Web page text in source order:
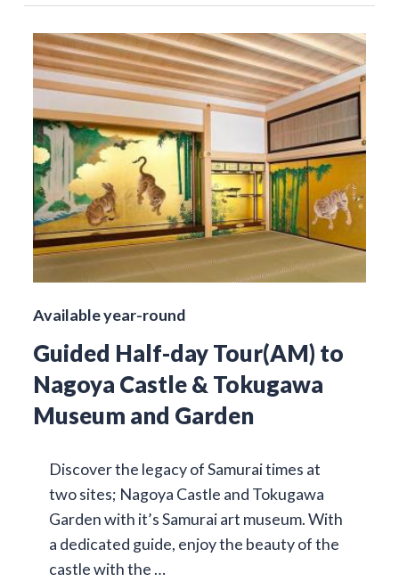
Available year-round
Guided Half-day Tour(AM) to
Nagoya Castle & Tokugawa
Museum and Garden
Discover the legacy of Samurai times at
two sites; Nagoya Castle and Tokugawa
Garden with it’s Samurai art museum. With
a dedicated guide, enjoy the beauty of the
castle with the …